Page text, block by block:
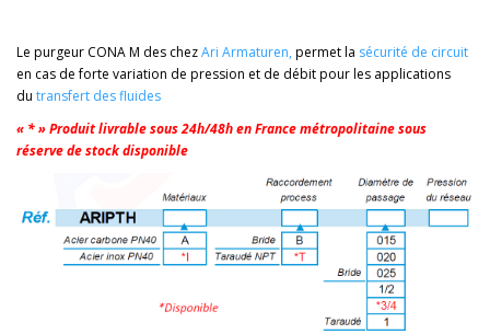
Le purgeur CONA M des chezAri Armaturen, permet la sécurité de circuit
en cas de forte variation de pression et de débit pour les applications
du transfert des fluides
« * » Produit livrable sous 24h/48h en France métropolitaine sous
réserve de stock disponible